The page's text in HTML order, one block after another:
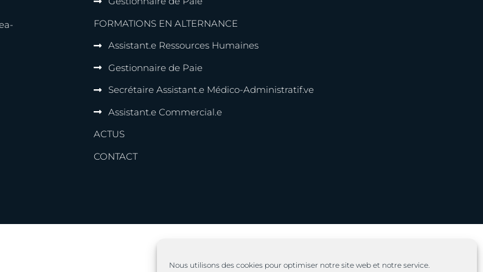
Nous utilisons des cookies pour optimiser notre site web et notre service.
FORMATIONS EN ALTERNANCE
Assistant.e Ressources Humaines
Gestionnaire de Paie
Secrétaire Assistant.e Médico-Administratif.ve
Assistant.e Commercial.e
ACTUS
CONTACT